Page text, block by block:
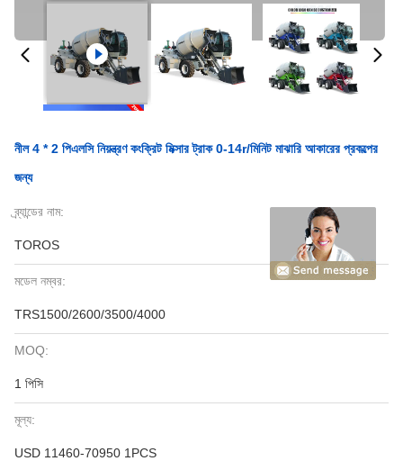
নীল 4 * 2 পিএলসি নিয়ন্ত্রণ কংক্রিট মিক্সার ট্রাক 0-14r/মিনিট মাঝারি আকারের প্রকল্পের
জন্য
ব্র্যান্ডের নাম:
TOROS
মডেল নম্বর:
TRS1500/2600/3500/4000
MOQ:
1 পিসি
মূল্য:
USD 11460-70950 1PCS